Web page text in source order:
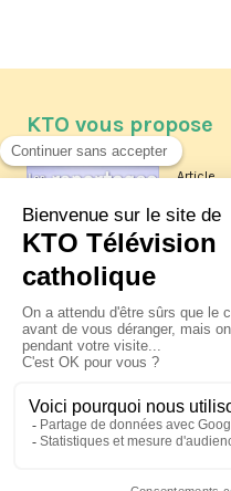
KTO vous propose
Article
Les
La
XIV à
jeudi
Le
Pérou